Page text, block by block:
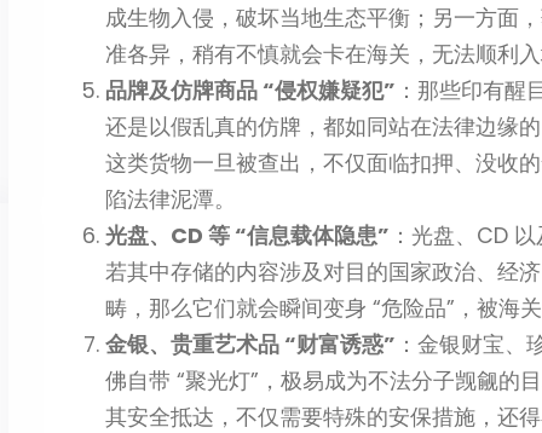
成生物入侵，破坏当地生态平衡；另一方面
准各异，稍有不慎就会卡在海关，无法顺利
品牌及仿牌商品 “侵权嫌疑犯” ：那些印有醒
还是以假乱真的仿牌，都如同站在法律边缘
这类货物一旦被查出，不仅面临扣押、没收
陷法律泥潭。
光盘、CD 等 “信息载体隐患” ：光盘、CD
若其中存储的内容涉及对目的国家政治、经
畴，那么它们就会瞬间变身 “危险品”，被海
金银、贵重艺术品 “财富诱惑” ：金银财宝、
佛自带 “聚光灯”，极易成为不法分子觊觎的
其安全抵达，不仅需要特殊的安保措施，还